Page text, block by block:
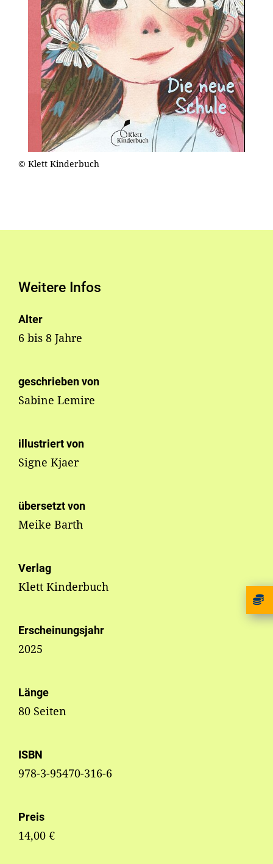
© Klett Kinderbuch
Weitere Infos
Alter
6 bis 8 Jahre
geschrieben von
Sabine Lemire
illustriert von
Signe Kjaer
übersetzt von
Meike Barth
Verlag
Klett Kinderbuch
Erscheinungsjahr
2025
Länge
80 Seiten
ISBN
978-3-95470-316-6
Preis
14,00 €